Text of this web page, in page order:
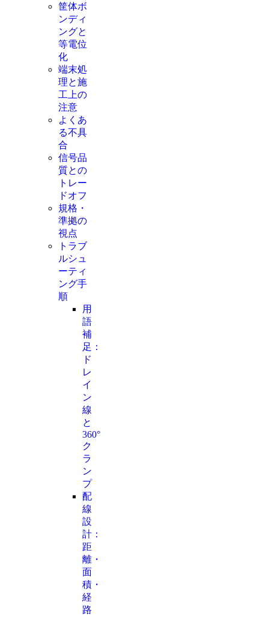
筐体ボ
ンディ
ングと
等電位
化
端末処
理と施
工上の
注意
よくあ
る不具
合
信号品
質との
トレー
ドオフ
規格・
準拠の
視点
トラブ
ルシュ
ーティ
ング手
順
用
語
補
足：
ド
レ
イ
ン
線
と
360°
ク
ラ
ン
プ
配
線
設
計：
距
離・
面
積・
経
路